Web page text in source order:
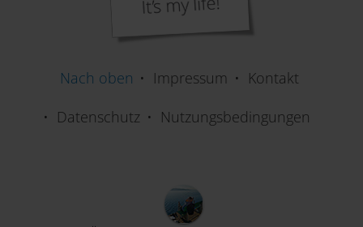
Nach oben Impressum
Kontakt
Datenschutz
Nutzungsbedingungen